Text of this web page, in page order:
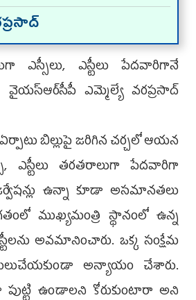
ఎస్సీలు, ఎస్టీలు పేదవారిగానే
ఎమ్మెల్యే వరప్రసాద్‌
బిల్లుపై జరిగిన చర్చలో ఆయన
ఎస్టీలు తరతరాలుగా పేదవారిగా
ఉన్నా కూడా అసమానతలు
ముఖ్యమంత్రి స్థానంలో ఉన్న
అవమానించారు. ఒక్క సంక్షేమ
అన్యాయం చేశారు.
ఉండాలని కోరుకుంటారా అని